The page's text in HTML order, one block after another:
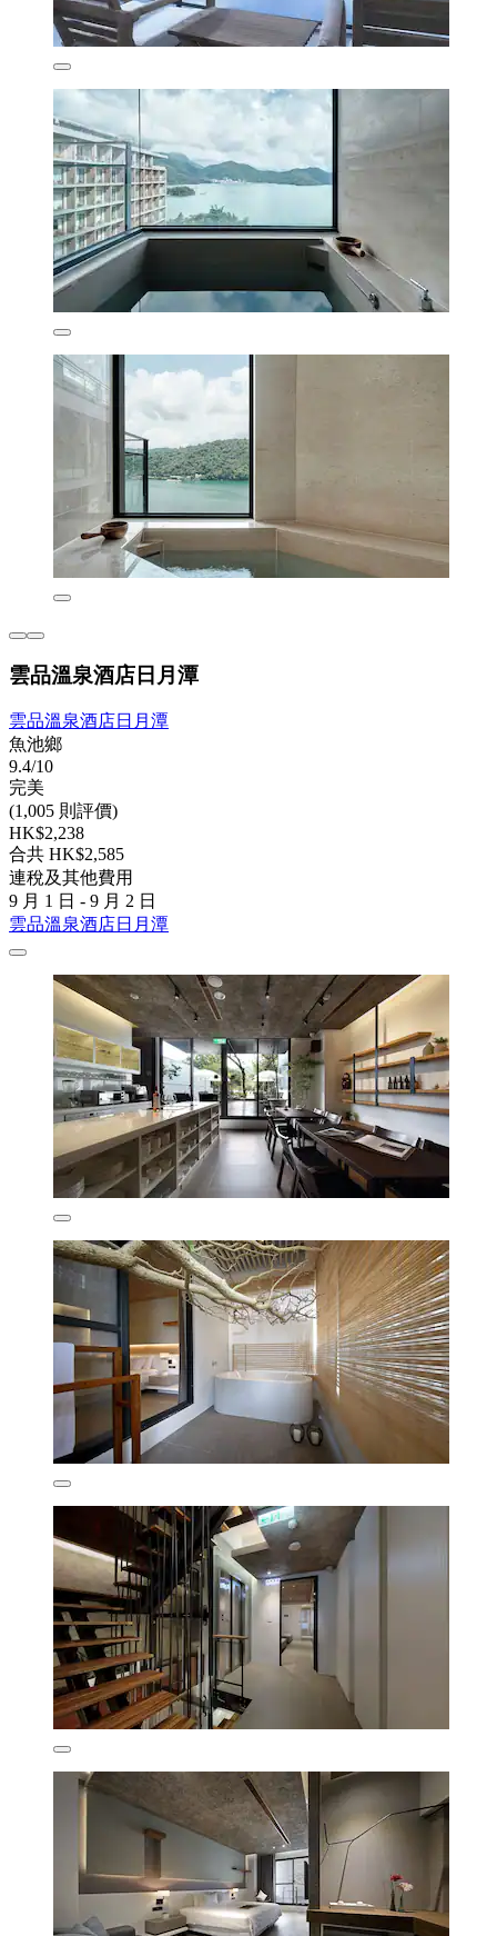
雲品溫泉酒店日月潭
雲品溫泉酒店日月潭
魚池鄉
9.4/10
完美
(1,005 則評價)
HK$2,238
合共 HK$2,585
連稅及其他費用
9 月 1 日 - 9 月 2 日
雲品溫泉酒店日月潭